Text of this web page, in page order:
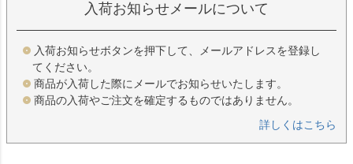
入荷お知らせメールについて
入荷お知らせボタンを押下して、メールアドレスを登録し
てください。
商品が入荷した際にメールでお知らせいたします。
商品の入荷やご注文を確定するものではありません。
詳しくはこちら